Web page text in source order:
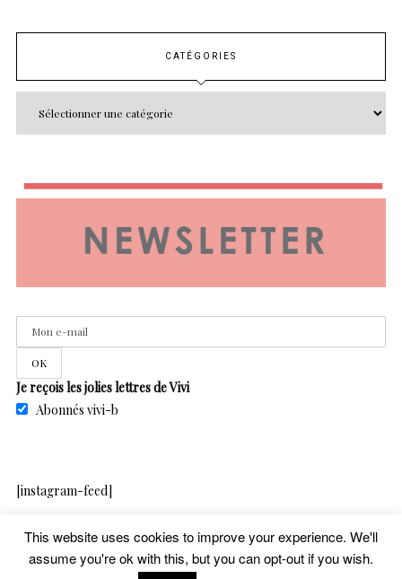
CATÉGORIES
Je reçois les jolies lettres de Vivi
Abonnés vivi-b
[instagram-feed]
copyright – vivib – 2020
This website uses cookies to improve your experience. We'll
assume you're ok with this, but you can opt-out if you wish.